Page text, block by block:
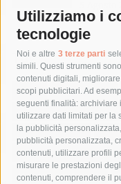
Utilizziamo i
tecnologie
Noi e altre 3 terze parti
simili. Questi strumenti
contenuti digitali,
scopi pubblicitari. Ad
seguenti finalità: archiviare
utilizzare dati limitati per la
la pubblicità
pubblicità personalizzata,
contenuti, utilizzare profili
misurare le prestazioni
contenuti, comprendere il
Tag
acqua allerta meteo
area marina protetta di
Asl Napoli 3 sud
castellammare di stabia
comune di sorrento